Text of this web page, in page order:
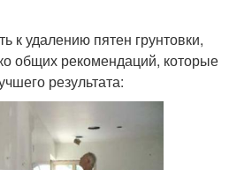
к удалению пятен грунтовки,
общих рекомендаций, которые
результата: